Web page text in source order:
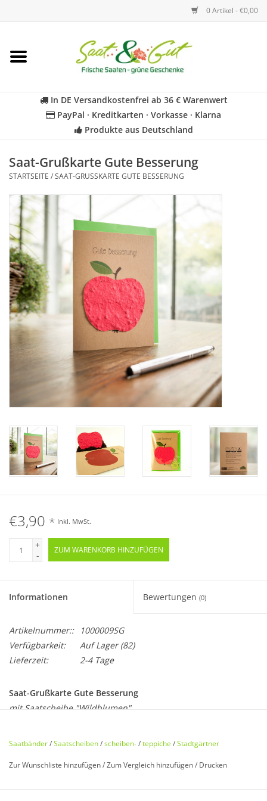
0 Artikel - €0,00
Startseite
Kräuter
Für Kinder
Geschenkideen
Katalog
In DE Versandkostenfrei ab 36 € Warenwert
PayPal · Kreditkarten · Vorkasse · Klarna
Produkte aus Deutschland
Saat-Grußkarte Gute Besserung
STARTSEITE /SAAT-GRUSSKARTE GUTE BESSERUNG
€3,90 * Inkl. MwSt.
+
-
ZUM WARENKORB HINZUFÜGEN
Informationen Bewertungen (0)
Artikelnummer::
1000009SG
Verfügbarkeit:
Auf Lager(82)
Lieferzeit:
2-4 Tage
Saat-Grußkarte Gute Besserung
mit Saatscheibe "Wildblumen"
Saatpapier, die man anschließend abtrennen und
Saatbänder/Saatscheiben/scheiben-/teppiche /Stadtgärtner
Zur Wunschliste hinzufügen/Zum Vergleich hinzufügen/ Drucken